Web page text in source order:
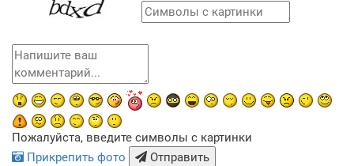
Пожалуйста, введите символы с картинки
Прикрепить фото
Отправить